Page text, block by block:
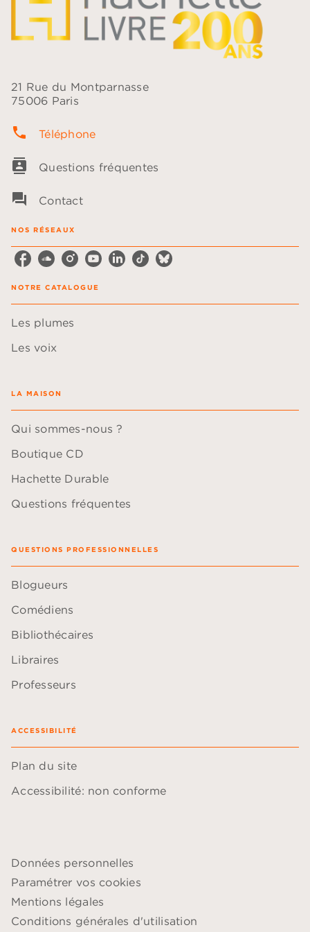
21 Rue du Montparnasse
75006 Paris
phone Téléphone
contacts Questions fréquentes
question_answer Contact
NOS RÉSEAUX
NOTRE CATALOGUE
Les plumes
Les voix
LA MAISON
Qui sommes-nous ?
Boutique CD
Hachette Durable
Questions fréquentes
QUESTIONS PROFESSIONNELLES
Blogueurs
Comédiens
Bibliothécaires
Libraires
Professeurs
ACCESSIBILITÉ
Plan du site
Accessibilité: non conforme
Données personnelles
Paramétrer vos cookies
Mentions légales
Conditions générales d'utilisation